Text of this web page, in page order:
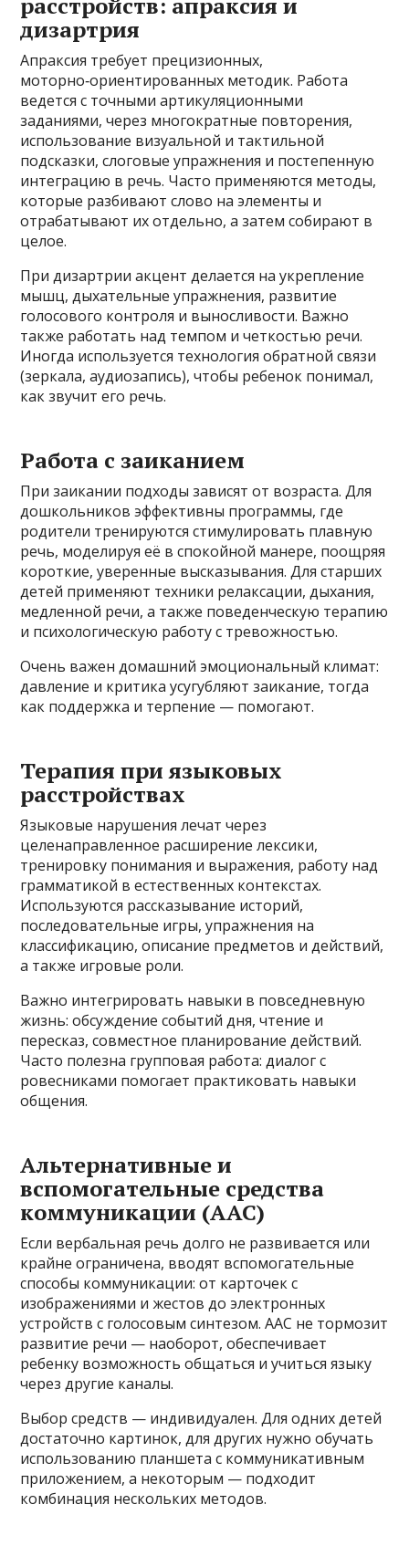
дизартрия
Апраксия требует прецизионных,
моторно‑ориентированных методик. Работа
ведется с точными артикуляционными
заданиями, через многократные повторения,
использование визуальной и тактильной
подсказки, слоговые упражнения и постепенную
интеграцию в речь. Часто применяются методы,
которые разбивают слово на элементы и
отрабатывают их отдельно, а затем собирают в
целое.
При дизартрии акцент делается на укрепление
мышц, дыхательные упражнения, развитие
голосового контроля и выносливости. Важно
также работать над темпом и четкостью речи.
Иногда используется технология обратной связи
(зеркала, аудиозапись), чтобы ребенок понимал,
как звучит его речь.
Работа с заиканием
При заикании подходы зависят от возраста. Для
дошкольников эффективны программы, где
родители тренируются стимулировать плавную
речь, моделируя её в спокойной манере, поощряя
короткие, уверенные высказывания. Для старших
детей применяют техники релаксации, дыхания,
медленной речи, а также поведенческую терапию
и психологическую работу с тревожностью.
Очень важен домашний эмоциональный климат:
давление и критика усугубляют заикание, тогда
как поддержка и терпение — помогают.
Терапия при языковых
расстройствах
Языковые нарушения лечат через
целенаправленное расширение лексики,
тренировку понимания и выражения, работу над
грамматикой в естественных контекстах.
Используются рассказывание историй,
последовательные игры, упражнения на
классификацию, описание предметов и действий,
а также игровые роли.
Важно интегрировать навыки в повседневную
жизнь: обсуждение событий дня, чтение и
пересказ, совместное планирование действий.
Часто полезна групповая работа: диалог с
ровесниками помогает практиковать навыки
общения.
Альтернативные и
вспомогательные средства
коммуникации (АAC)
Если вербальная речь долго не развивается или
крайне ограничена, вводят вспомогательные
способы коммуникации: от карточек с
изображениями и жестов до электронных
устройств с голосовым синтезом. AAC не тормозит
развитие речи — наоборот, обеспечивает
ребенку возможность общаться и учиться языку
через другие каналы.
Выбор средств — индивидуален. Для одних детей
достаточно картинок, для других нужно обучать
использованию планшета с коммуникативным
приложением, а некоторым — подходит
комбинация нескольких методов.